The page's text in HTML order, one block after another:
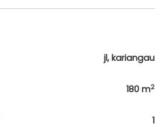
jl, kariangau
180 m2
1